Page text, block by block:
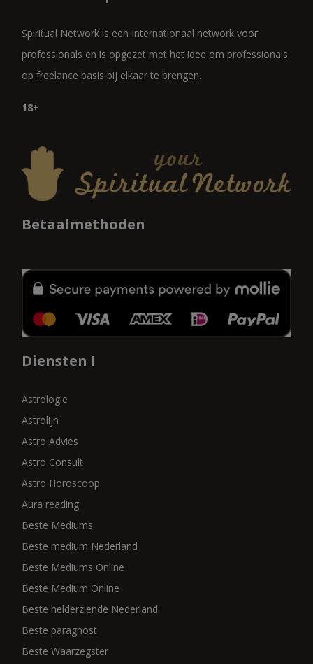
Spiritual Network is een Internationaal network voor
professionals en is opgezet met het idee om professionals
op freelance basis bij elkaar te brengen.
18+
Betaalmethoden
Diensten I
Astrologie
Astrolijn
Astro Advies
Astro Consult
Astro Horoscoop
Aura reading
Beste Mediums
Beste medium Nederland
Beste Mediums Online
Beste Medium Online
Beste helderziende Nederland
Beste paragnost
Beste Waarzegster